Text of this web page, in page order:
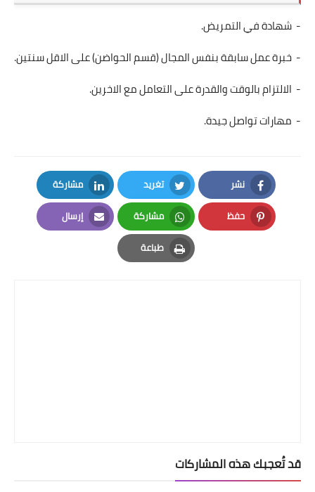
- شهادة في التمريض.
- خبرة عمل سابقة بنفس المجال (قسم الحواضن) على الاقل سنتين.
- الالتزام بالوقت والقدرة على التعامل مع الاخرين.
- مهارات تواصل جيدة.
نشر
Facebook
تغريد
Twitter
مشاركة
LinkedIn
حفظ
Pinterest
مشاركة
Whatsapp
إرسال
Email
طباعة
Print
قد تُعجبك هذه المشاركات